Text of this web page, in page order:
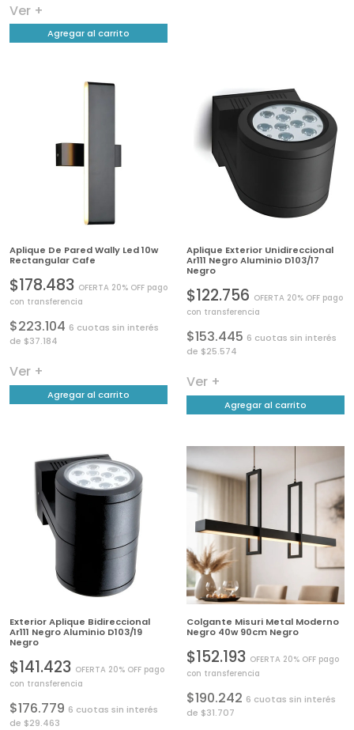
Ver +
Agregar al carrito
Aplique De Pared Wally Led 10w
Rectangular Cafe
$178.483 OFERTA 20% OFF pago
con transferencia
$223.104 6 cuotas sin interés
de $37.184
Ver +
Agregar al carrito
Aplique Exterior Unidireccional
Ar111 Negro Aluminio D103/17
Negro
$122.756 OFERTA 20% OFF pago
con transferencia
$153.445 6 cuotas sin interés
de $25.574
Ver +
Agregar al carrito
Exterior Aplique Bidireccional
Ar111 Negro Aluminio D103/19
Negro
$141.423 OFERTA 20% OFF pago
con transferencia
$176.779 6 cuotas sin interés
de $29.463
Colgante Misuri Metal Moderno
Negro 40w 90cm Negro
$152.193 OFERTA 20% OFF pago
con transferencia
$190.242 6 cuotas sin interés
de $31.707